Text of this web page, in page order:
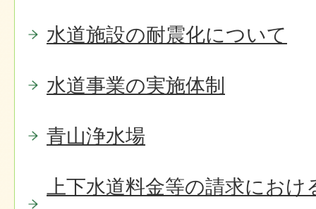
水道施設の耐震化について
水道事業の実施体制
青山浄水場
上下水道料金等の請求におけ